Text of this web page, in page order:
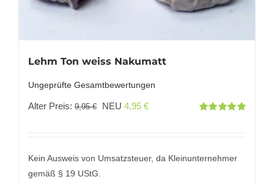
Lehm Ton weiss Nakumatt
Ungeprüfte Gesamtbewertungen
Alter Preis: 9,95€
Ursprünglicher
9,95 €
NEU 4,95 €Aktueller
4,95 €.
Kein Ausweis von Umsatzsteuer, da Kleinunternehmer
gemäß § 19 UStG.